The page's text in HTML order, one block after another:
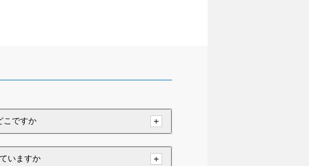
こですか
いますか